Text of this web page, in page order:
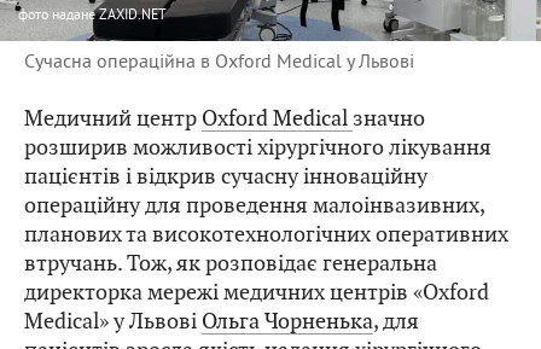
фото надане ZAXID.NET
Сучасна операційна в Oxford Medical у Львові
Медичний центр Oxford Medical значно
розширив можливості хірургічного лікування
пацієнтів і відкрив сучасну інноваційну
операційну для проведення малоінвазивних,
планових та високотехнологічних оперативних
втручань. Тож, як розповідає генеральна
директорка мережі медичних центрів «Oxford
Medical» у Львові Ольга Чорненька, для